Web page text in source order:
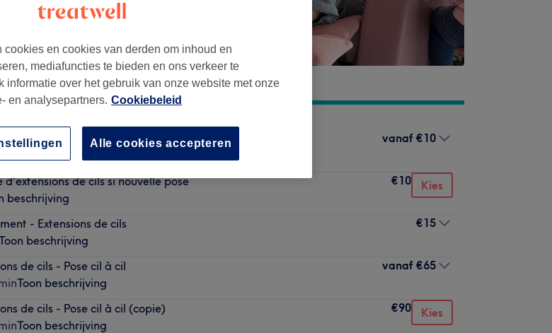
d'extensions de cils
vanaf €10
d'extensions de cils si nouvelle pose
beschrijving
€10 Kies
- Extensions de cils
beschrijving
€15
de cils - Pose cil à cil
Toon beschrijving
vanaf €65
de cils - Pose cil à cil (copie)
Toon beschrijving
€90 Kies
en cookies van derden om inhoud en
mediafuncties te bieden en ons verkeer te
informatie over het gebruik van onze website met onze
en analysepartners. Cookiebeleid
Alle cookies accepteren